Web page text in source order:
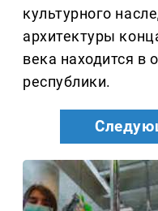
культурного
архитектуры
века находится в
республики.